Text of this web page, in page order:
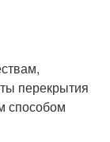
перекрытия
способом